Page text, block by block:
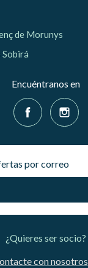
de Morunys
Sobirá
Encuéntranos en
por correo
¿Quieres ser socio?
con nosotros